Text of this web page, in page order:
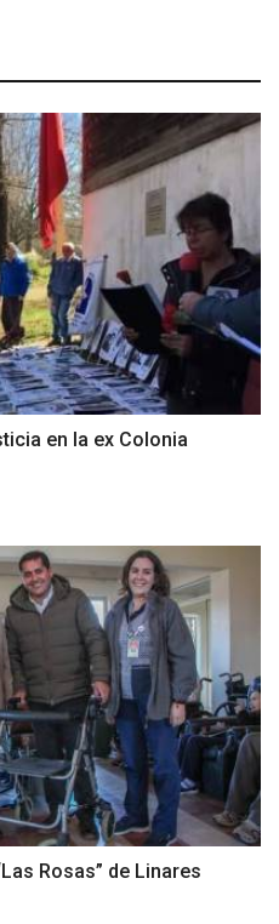
en la ex Colonia
Rosas” de Linares